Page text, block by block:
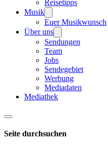
Reisetipps
Musik
Euer Musikwunsch
Über uns
Sendungen
Team
Jobs
Sendegebiet
Werbung
Mediadaten
Mediathek
Seite durchsuchen